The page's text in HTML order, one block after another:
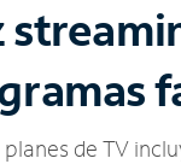
de TV